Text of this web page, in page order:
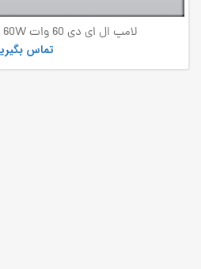
لامپ ال ای دی 60 وات LED Lamp 60W افراتاب
تماس